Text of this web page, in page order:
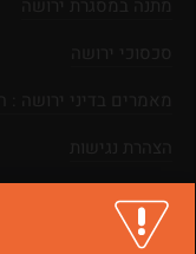
מפת אתר